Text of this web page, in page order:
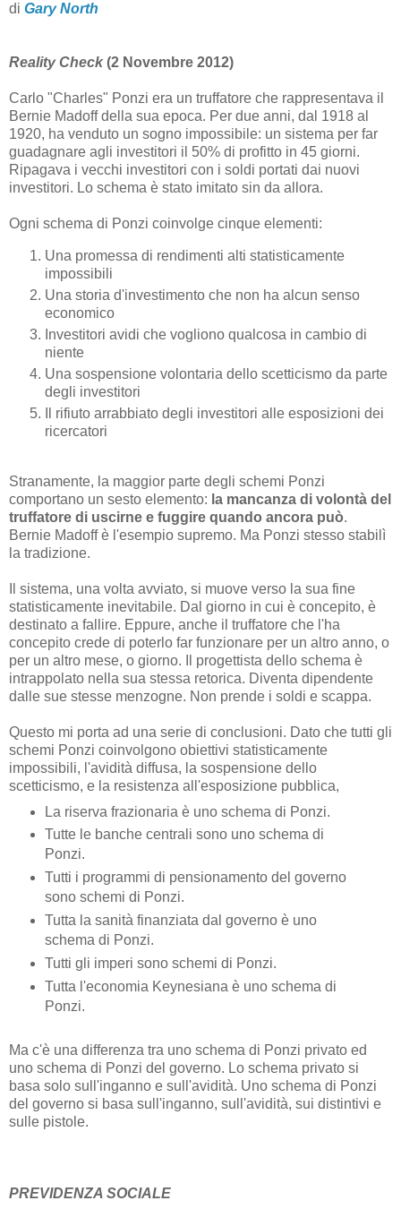
di Gary North
Reality Check (2 Novembre 2012)
Carlo "Charles" Ponzi era un truffatore che rappresentava il
Bernie Madoff della sua epoca. Per due anni, dal 1918 al
1920, ha venduto un sogno impossibile: un sistema per far
guadagnare agli investitori il 50% di profitto in 45 giorni.
Ripagava i vecchi investitori con i soldi portati dai nuovi
investitori. Lo schema è stato imitato sin da allora.
Ogni schema di Ponzi coinvolge cinque elementi:
Una promessa di rendimenti alti statisticamente
impossibili
Una storia d'investimento che non ha alcun senso
economico
Investitori avidi che vogliono qualcosa in cambio di
niente
Una sospensione volontaria dello scetticismo da parte
degli investitori
Il rifiuto arrabbiato degli investitori alle esposizioni dei
ricercatori
Stranamente, la maggior parte degli schemi Ponzi
comportano un sesto elemento: la mancanza di volontà del
truffatore di uscirne e fuggire quando ancora può.
Bernie Madoff è l'esempio supremo. Ma Ponzi stesso stabilì
la tradizione.
Il sistema, una volta avviato, si muove verso la sua fine
statisticamente inevitabile. Dal giorno in cui è concepito, è
destinato a fallire. Eppure, anche il truffatore che l'ha
concepito crede di poterlo far funzionare per un altro anno, o
per un altro mese, o giorno. Il progettista dello schema è
intrappolato nella sua stessa retorica. Diventa dipendente
dalle sue stesse menzogne. Non prende i soldi e scappa.
Questo mi porta ad una serie di conclusioni. Dato che tutti gli
schemi Ponzi coinvolgono obiettivi statisticamente
impossibili, l'avidità diffusa, la sospensione dello
scetticismo, e la resistenza all'esposizione pubblica,
La riserva frazionaria è uno schema di Ponzi.
Tutte le banche centrali sono uno schema di
Ponzi.
Tutti i programmi di pensionamento del governo
sono schemi di Ponzi.
Tutta la sanità finanziata dal governo è uno
schema di Ponzi.
Tutti gli imperi sono schemi di Ponzi.
Tutta l'economia Keynesiana è uno schema di
Ponzi.
Ma c'è una differenza tra uno schema di Ponzi privato ed
uno schema di Ponzi del governo. Lo schema privato si
basa solo sull'inganno e sull'avidità. Uno schema di Ponzi
del governo si basa sull'inganno, sull'avidità, sui distintivi e
sulle pistole.
PREVIDENZA SOCIALE